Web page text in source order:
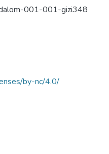
001-001-gizi348
by-nc/4.0/